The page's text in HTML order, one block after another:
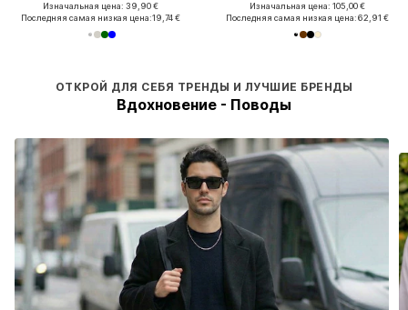
Изначальная цена: 39,90 €
Последняя самая низкая цена:19,74 €
Изначальная цена: 105,00 €
Последняя самая низкая цена:62,91 €
ОТКРОЙ ДЛЯ СЕБЯ ТРЕНДЫ И ЛУЧШИЕ БРЕНДЫ
Вдохновение - Поводы